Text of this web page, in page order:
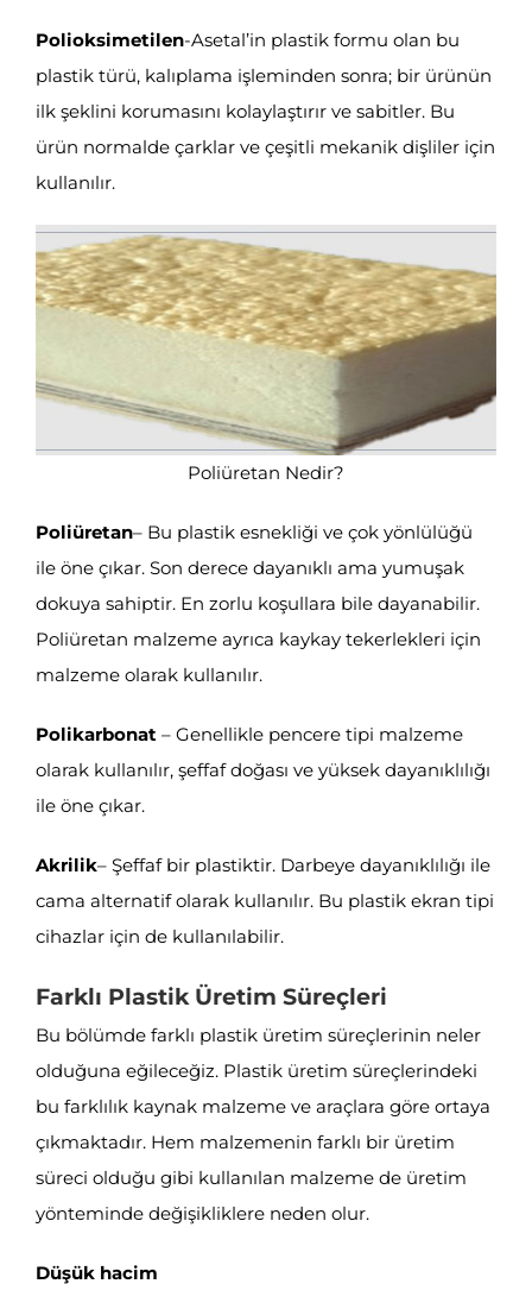
Polioksimetilen-Asetal’in plastik formu olan bu
plastik türü, kalıplama işleminden sonra; bir ürünün
ilk şeklini korumasını kolaylaştırır ve sabitler. Bu
ürün normalde çarklar ve çeşitli mekanik dişliler için
kullanılır.
Poliüretan Nedir?
Poliüretan– Bu plastik esnekliği ve çok yönlülüğü
ile öne çıkar. Son derece dayanıklı ama yumuşak
dokuya sahiptir. En zorlu koşullara bile dayanabilir.
Poliüretan malzeme ayrıca kaykay tekerlekleri için
malzeme olarak kullanılır.
Polikarbonat– Genellikle pencere tipi malzeme
olarak kullanılır, şeffaf doğası ve yüksek dayanıklılığı
ile öne çıkar.
Akrilik– Şeffaf bir plastiktir. Darbeye dayanıklılığı ile
cama alternatif olarak kullanılır. Bu plastik ekran tipi
cihazlar için de kullanılabilir.
Farklı Plastik Üretim Süreçleri
Bu bölümde farklı plastik üretim süreçlerinin neler
olduğuna eğileceğiz. Plastik üretim süreçlerindeki
bu farklılık kaynak malzeme ve araçlara göre ortaya
çıkmaktadır. Hem malzemenin farklı bir üretim
süreci olduğu gibi kullanılan malzeme de üretim
yönteminde değişikliklere neden olur.
Düşük hacim